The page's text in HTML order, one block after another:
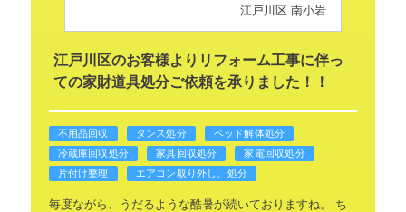
江戸川区 南小岩
江戸川区のお客様よりリフォーム工事に伴っ
ての家財道具処分ご依頼を承りました！！
不用品回収 タンス処分
ベッド解体処分
冷蔵庫回収処分
家具回収処分
家電回収処分
片付け整理
エアコン取り外し、処分
毎度ながら、うだるような酷暑が続いておりますね。
ち